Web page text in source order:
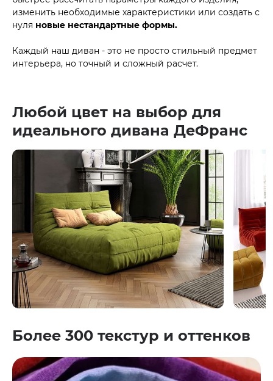
изменить необходимые характеристики или создать с
нуля новые нестандартные формы.
Каждый наш диван - это не просто стильный предмет
интерьера, но точный и сложный расчет.
Любой цвет на выбор для
идеального дивана ДеФранс
Более 300 текстур и оттенков